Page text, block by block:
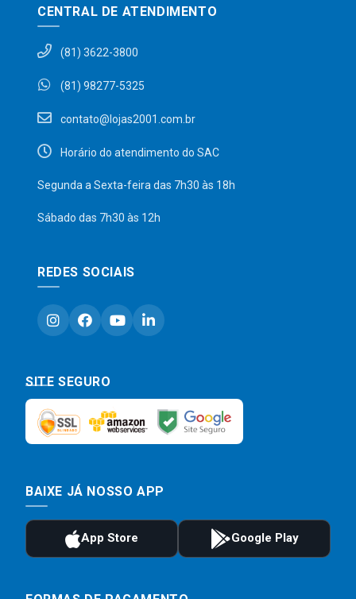
CENTRAL DE ATENDIMENTO
(81) 3622-3800
(81) 98277-5325
contato@lojas2001.com.br
Horário do atendimento do SAC
Segunda a Sexta-feira das 7h30 às 18h
Sábado das 7h30 às 12h
REDES SOCIAIS
SITE SEGURO
BAIXE JÁ NOSSO APP